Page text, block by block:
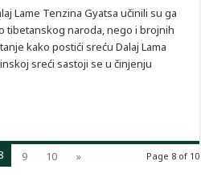
Lame Tenzina Gyatsa učinili su ga
tibetanskog naroda, nego i brojnih
kako postići sreću Dalaj Lama
sreći sastoji se u činjenju
Page 8 of 10
9 10 »